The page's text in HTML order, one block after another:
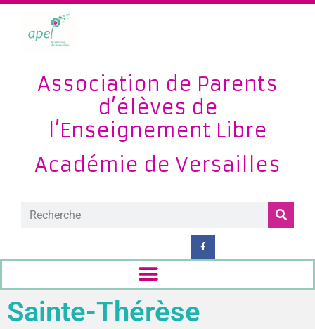
Association de Parents
d’élèves de
l’Enseignement Libre
Académie de Versailles
Sainte-Thérèse